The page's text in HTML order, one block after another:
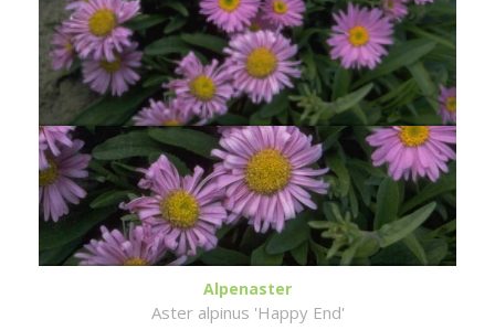
Alpenaster
Aster alpinus 'Happy End'